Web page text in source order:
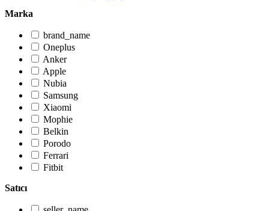
Marka
brand_name
Oneplus
Anker
Apple
Nubia
Samsung
Xiaomi
Mophie
Belkin
Porodo
Ferrari
Fitbit
Satıcı